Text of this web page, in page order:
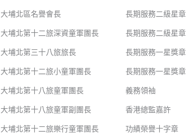
大埔北區名譽會長
長期服務二級星章
大埔北第十二旅深資童軍團長
長期服務二級星章
大埔北第三十八旅旅長
長期服務一星獎章
大埔北第十二旅小童軍團長
長期服務一星獎章
大埔北第十八旅童軍團長
義務領袖
大埔北第十八旅童軍副團長
香港總監嘉許
大埔北第十二旅樂行童軍團長
功績榮譽十字章